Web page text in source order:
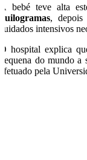
A bebé teve alta
quilogramas, depois
cuidados intensivos
O hospital explica
pequena do mundo a
efetuado pela